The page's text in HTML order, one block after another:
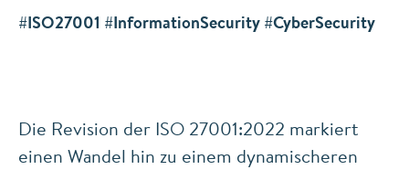
#ISO27001 #InformationSecurity #CyberSecurity
Die Revision der ISO 27001:2022 markiert
einen Wandel hin zu einem dynamischeren